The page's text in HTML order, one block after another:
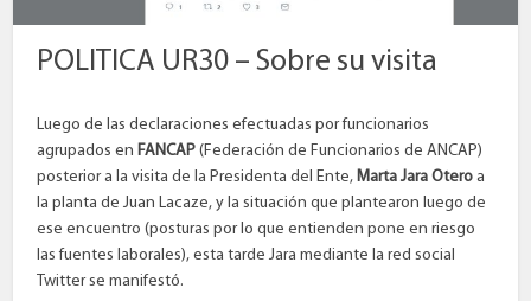
POLITICA UR30 – Sobre su visita
Luego de las declaraciones efectuadas por funcionarios
agrupados en FANCAP (Federación de Funcionarios de ANCAP)
posterior a la visita de la Presidenta del Ente, Marta Jara Otero a
la planta de Juan Lacaze, y la situación que plantearon luego de
ese encuentro (posturas por lo que entienden pone en riesgo
las fuentes laborales), esta tarde Jara mediante la red social
Twitter se manifestó.